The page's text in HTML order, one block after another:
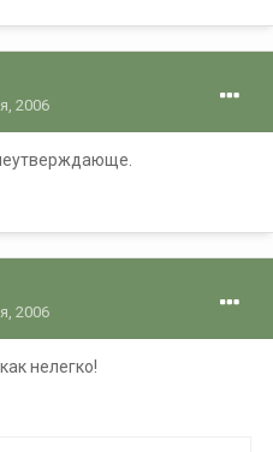
2006
2006
нелегко!